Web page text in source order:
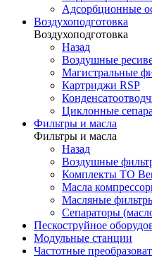
Адсорбционные
Воздухоподготовка
Воздухоподготовка
Назад
Воздушные
Магистральные
Картриджи RSP
Циклонные
Фильтры и масла
Фильтры и масла
Назад
Воздушные
Комплекты ТО
Масла
Масляные
Сепараторы
Пескоструйное
Модульные станции
Частотные